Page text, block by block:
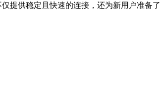
仅提供稳定且快速的连接，还为新用户准备了